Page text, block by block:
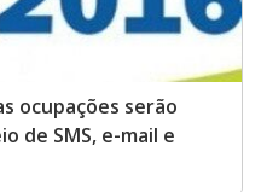
ocupações serão
de SMS, e-mail e